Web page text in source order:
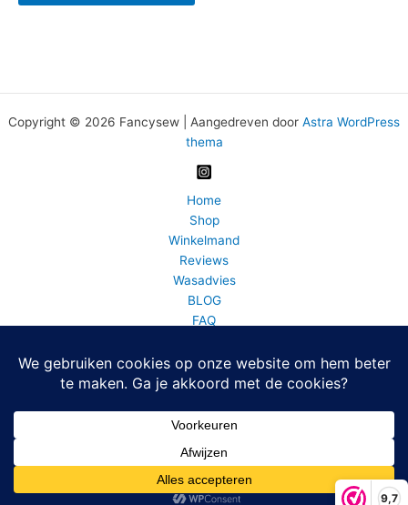
9,7
Copyright © 2026 Fancysew | Aangedreven door Astra WordPress
thema
Home
Shop
Winkelmand
Reviews
Wasadvies
BLOG
FAQ
Fancy Sew info en contact
Mijn account
0 artikelen
De waardering van fancysew.nl/ bijWebwinkelKeur Reviewsis
9.7/10 gebaseerd op 64 reviews.